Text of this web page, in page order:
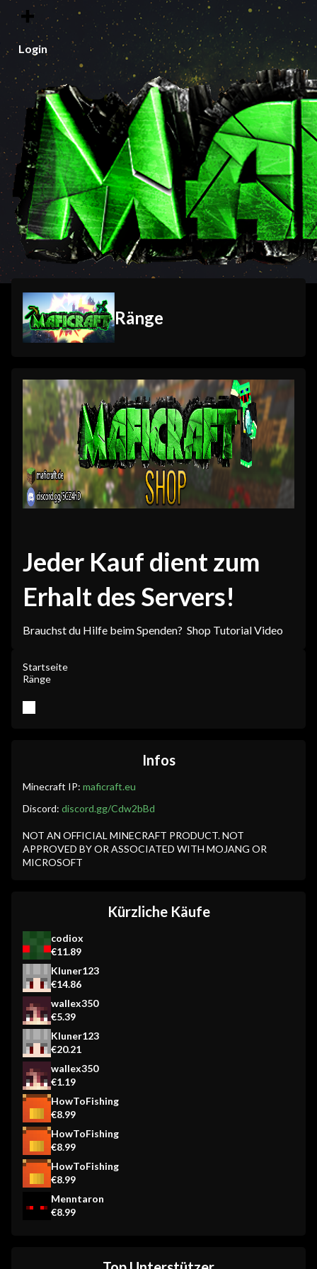
Login
Ränge
Jeder Kauf dient zum
Erhalt des Servers!
Brauchst du Hilfe beim Spenden? Shop Tutorial Video
Startseite
Ränge
Infos
Minecraft IP: maficraft.eu
Discord: discord.gg/Cdw2bBd
NOT AN OFFICIAL MINECRAFT PRODUCT. NOT
APPROVED BY OR ASSOCIATED WITH MOJANG OR
MICROSOFT
Kürzliche Käufe
codiox
€11.89
Kluner123
€14.86
wallex350
€5.39
Kluner123
€20.21
wallex350
€1.19
HowToFishing
€8.99
HowToFishing
€8.99
HowToFishing
€8.99
Menntaron
€8.99